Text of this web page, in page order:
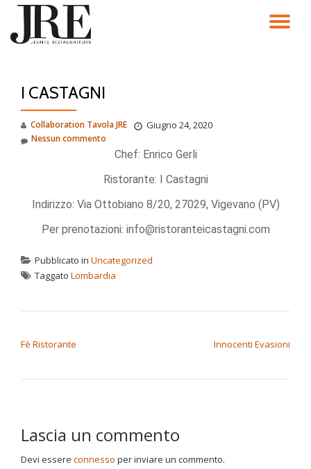
Passa
I CASTAGNI
Collaboration Tavola JRE Giugno 24, 2020
Nessun commento
Chef: Enrico Gerli
Ristorante: I Castagni
Indirizzo: Via Ottobiano 8/20, 27029, Vigevano (PV)
Per prenotazioni: info@ristoranteicastagni.com
Pubblicato in Uncategorized
Taggato Lombardia
Fè Ristorante Innocenti Evasioni
Lascia un commento
Devi essere connesso per inviare un commento.